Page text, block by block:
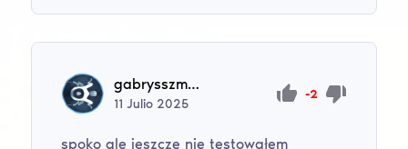
gabrysszmolke
11Julio 2025
-2
spoko ale jeszcze nie testowałem